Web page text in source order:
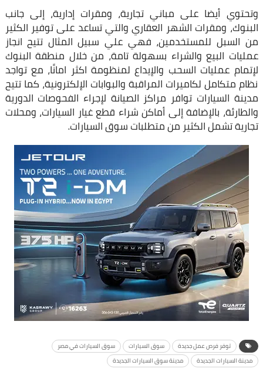
وتحتوي أيضا على مباني تجارية، ومقرات إدارية، إلى جانب
البنوك، ومقرات الشهر العقاري والتي تساعد على توفير الكثير
من السبل للمستخدمين، فهي علي سبيل المثال تتيح انجاز
عمليات البيع والشراء بسهولة تامة، من خلال منطقة البنوك
لإتمام عمليات السحب والإيداع لمنظومة اكثر امانًا، مع تواجد
نظام متكامل لكاميرات المراقبة والبوابات الإلكترونية، كما تتيح
مدينة السيارات توافر مراكز الصيانة لإجراء الفحوصات الدورية
والطارئة، بالإضافة إلى أماكن شراء قطع غيار السيارات، ومحلات
تجارية تشمل الكثير من متطلبات سوق السيارات.
توفر فرص عمل جديدة سوق السيارات
سوق السيارات في مصر
مدينة السيارات الجديدة
مدينة سوق السيارات الجديدة